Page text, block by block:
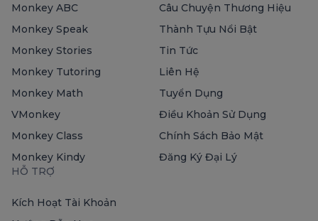
Monkey ABC
Monkey Speak
Monkey Stories
Monkey Tutoring
Monkey Math
VMonkey
Monkey Class
Monkey Kindy
Câu Chuyện Thương Hiệu
Thành Tựu Nổi Bật
Tin Tức
Liên Hệ
Tuyển Dụng
Điều Khoản Sử Dụng
Chính Sách Bảo Mật
Đăng Ký Đại Lý
HỖ TRỢ
Kích Hoạt Tài Khoản